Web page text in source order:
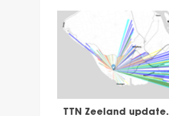
TTN Zeeland update.